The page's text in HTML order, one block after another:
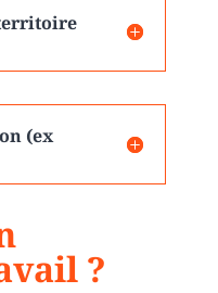
(ex
?